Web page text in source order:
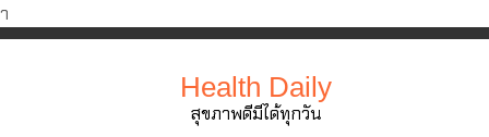
ำ
Skip
Health Daily
สุขภาพดีมีได้ทุกวัน